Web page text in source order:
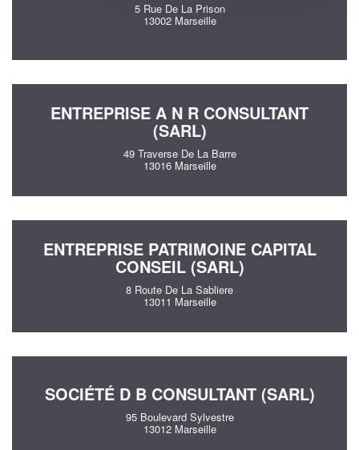
5 Rue De La Prison
13002 Marseille
ENTREPRISE A N R CONSULTANT
(SARL)
49 Traverse De La Barre
13016 Marseille
ENTREPRISE PATRIMOINE CAPITAL
CONSEIL (SARL)
8 Route De La Sabliere
13011 Marseille
SOCIÉTÉ D B CONSULTANT (SARL)
95 Boulevard Sylvestre
13012 Marseille